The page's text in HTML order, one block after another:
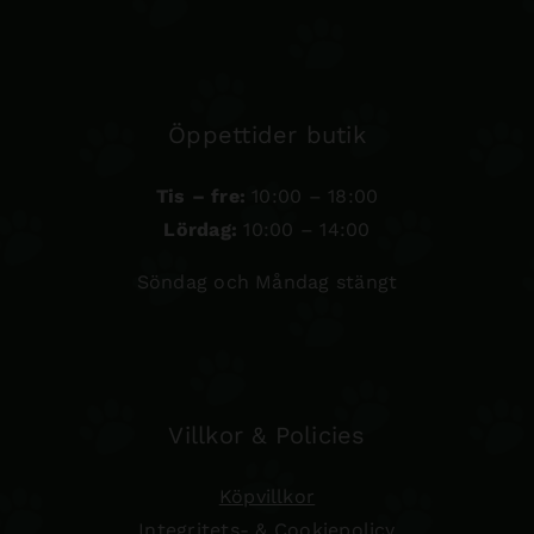
Öppettider butik
Tis – fre: 10:00 – 18:00
Lördag: 10:00 – 14:00
Söndag och Måndag stängt
Villkor & Policies
Köpvillkor